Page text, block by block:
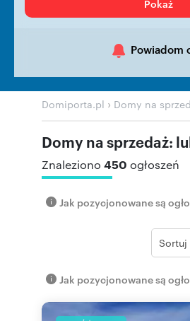
Pokaż
Powiadom
Domiporta.pl › Domy na
Domy na sprzedaż:
Znaleziono 450 ogłoszeń
Jak pozycjonowane są
Sortuj
Jak pozycjonowane są